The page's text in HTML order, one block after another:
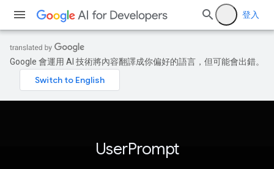
登入
Google 會運用 AI 技術將內容翻譯成你偏好的語言，但可能會出錯。
UserPrompt